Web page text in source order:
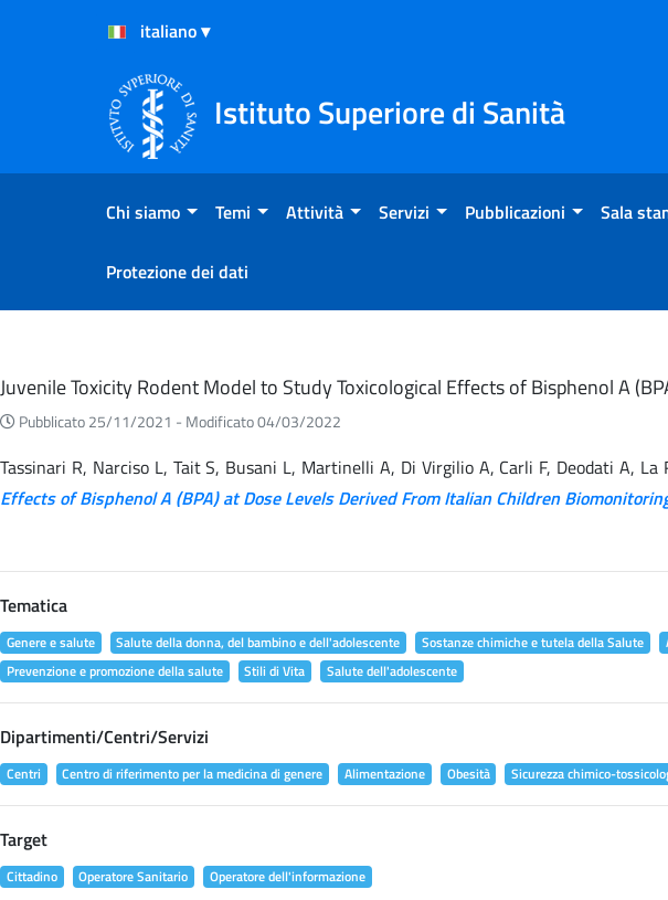
Salta al Contenuto
Salta al Footer
Istituto Superiore di Sanità
Chi siamo Temi Attività Servizi Pubblicazioni Sala
Protezione dei dati
Eventi
Juvenile Toxicity Rodent Model to Study Toxicological Effects of Bisphenol A
Pubblicato 25/11/2021 - Modificato 04/03/2022
Tassinari R, Narciso L, Tait S, Busani L, Martinelli A, Di Virgilio A, Carli F, Deodati A, La
Effects of Bisphenol A (BPA) at Dose Levels Derived From Italian Children
Tematica
Genere e salute Salute della donna, del bambino e dell'adolescente Sostanze chimiche e tutela della Salute
Prevenzione e promozione della salute
Stili di Vita Salute dell'adolescente
Dipartimenti/Centri/Servizi
Centri Centro di riferimento per la medicina di genere Alimentazione Obesità Sicurezza chimico-
Target
Cittadino Operatore Sanitario Operatore dell'informazione